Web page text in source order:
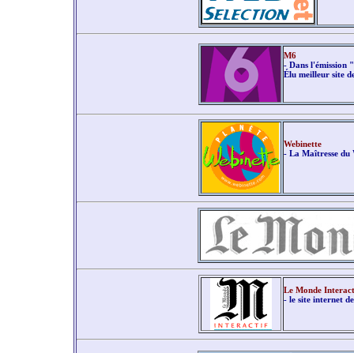
M6
- Dans l'émission
Élu meilleur site
Webinette
- La Maîtresse du
Le Monde
- le site internet